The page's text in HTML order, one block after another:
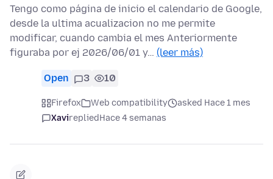
Tengo como página de inicio el calendario de Google,
desde la ultima acualizacion no me permite
modificar, cuando cambia el mes Anteriormente
figuraba por ej 2026/06/01 y… (leer más)
Open 3 10
Firefox Web compatibility
asked Hace 1 mes
XavirepliedHace 4 semanas